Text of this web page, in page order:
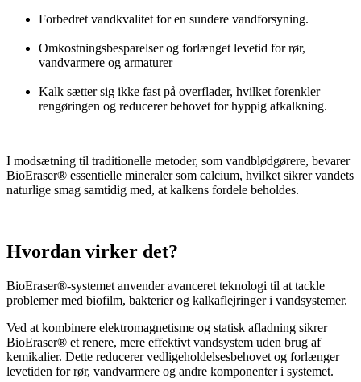
Forbedret vandkvalitet for en sundere vandforsyning.
Omkostningsbesparelser og forlænget levetid for rør,
vandvarmere og armaturer
Kalk sætter sig ikke fast på overflader, hvilket forenkler
rengøringen og reducerer behovet for hyppig afkalkning.
I modsætning til traditionelle metoder, som vandblødgørere, bevarer
BioEraser® essentielle mineraler som calcium, hvilket sikrer vandets
naturlige smag samtidig med, at kalkens fordele beholdes.
Hvordan virker det?
BioEraser®-systemet anvender avanceret teknologi til at tackle
problemer med biofilm, bakterier og kalkaflejringer i vandsystemer.
Ved at kombinere elektromagnetisme og statisk afladning sikrer
BioEraser® et renere, mere effektivt vandsystem uden brug af
kemikalier. Dette reducerer vedligeholdelsesbehovet og forlænger
levetiden for rør, vandvarmere og andre komponenter i systemet.